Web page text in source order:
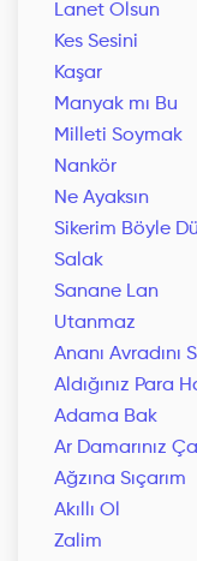
Lanet Olsun
Kes Sesini
Kaşar
Manyak mı Bu
Milleti Soymak
Nankör
Ne Ayaksın
Sikerim Böyle
Salak
Sanane Lan
Utanmaz
Ananı Avradını
Aldığınız Para
Adama Bak
Ar Damarınız
Ağzına Sıçarım
Akıllı Ol
Zalim